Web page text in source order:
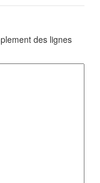
des lignes